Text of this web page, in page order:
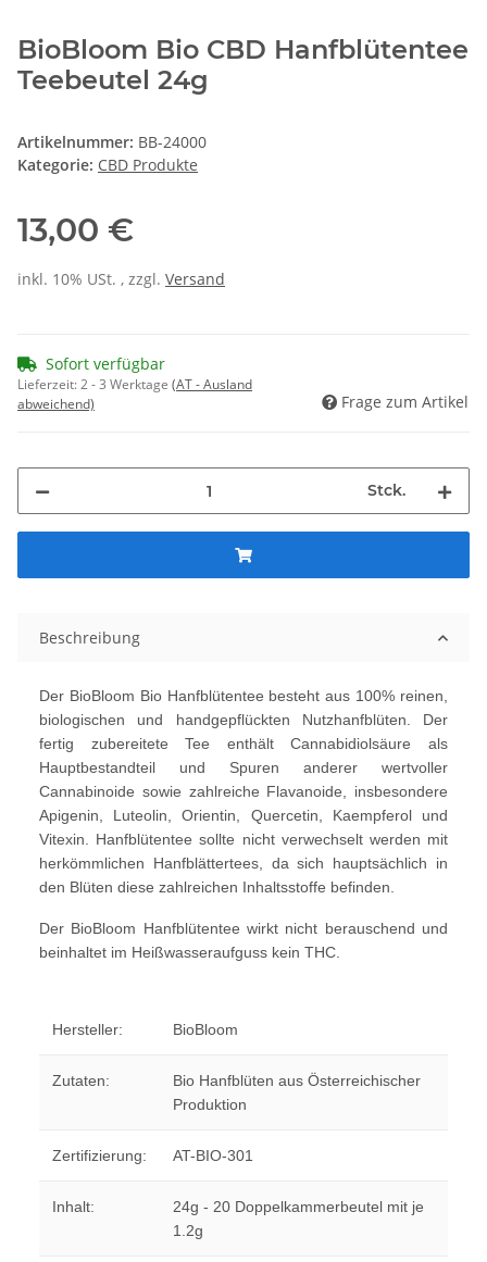
BioBloom Bio CBD Hanfblütentee
Teebeutel 24g
Artikelnummer: BB-24000
Kategorie: CBD Produkte
13,00 €
inkl. 10% USt. , zzgl. Versand
Sofort verfügbar
Lieferzeit:2 - 3 Werktage (AT - Ausland
abweichend)
Frage zum Artikel
Stck.
Beschreibung
Der BioBloom Bio Hanfblütentee besteht aus 100% reinen,
biologischen und handgepflückten Nutzhanfblüten. Der
fertig zubereitete Tee enthält Cannabidiolsäure als
Hauptbestandteil und Spuren anderer wertvoller
Cannabinoide sowie zahlreiche Flavanoide, insbesondere
Apigenin, Luteolin, Orientin, Quercetin, Kaempferol und
Vitexin.
Hanfblütentee sollte nicht verwechselt werden mit
herkömmlichen Hanfblättertees, da sich hauptsächlich in
den Blüten diese zahlreichen Inhaltsstoffe befinden.
Der BioBloom Hanfblütentee wirkt nicht berauschend und
beinhaltet im Heißwasseraufguss kein THC.
Hersteller: BioBloom
Zutaten:
Bio Hanfblüten aus Österreichischer
Produktion
Zertifizierung: AT-BIO-301
Inhalt:
24g - 20 Doppelkammerbeutel mit je
1.2g